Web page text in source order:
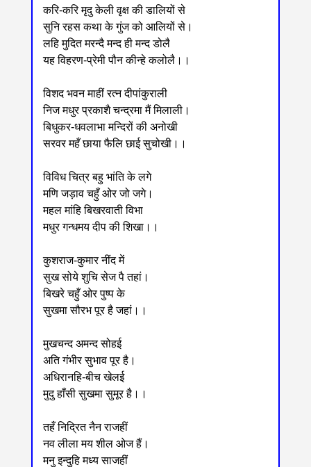
करि-करि मृदु केली वृक्ष की डालियों से
सुनि रहस कथा के गुंज को आलियों से।
लहि मुदित मरन्दै मन्द ही मन्द डोलै
यह विहरण-प्रेमी पौन कीन्हे कलोलै।।
विशद भवन माहीं रत्न दीपांकुराली
निज मधुर प्रकाशै चन्द्रमा मैं मिलाली।
बिधुकर-धवलाभा मन्दिरों की अनोखी
सरवर महँ छाया फैलि छाई सुचोखी।।
विविध चित्र बहु भांति के लगे
मणि जड़ाव चहुँ ओर जो जगे।
महल मांहि बिखरवाती विभा
मधुर गन्धमय दीप की शिखा।।
कुशराज-कुमार नींद में
सुख सोये शुचि सेज पै तहां।
बिखरे चहुँ ओर पुष्प के
सुखमा सौरभ पूर है जहां।।
मुखचन्द अमन्द सोहई
अति गंभीर सुभाव पूर है।
अधिरानहि-बीच खेलई
मुदु हाँसी सुखमा सुमूर है।।
तहँ निद्रित नैन राजहीं
नव लीला मय शील ओज हैं।
मनु इन्दुहि मध्य साजहीं